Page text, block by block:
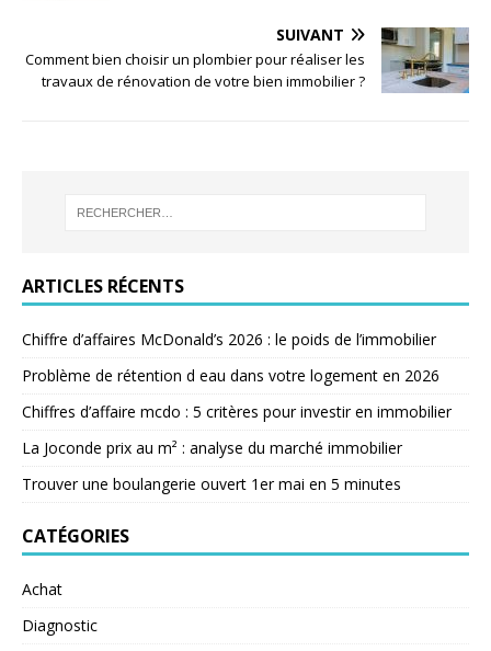
SUIVANT
Comment bien choisir un plombier pour réaliser les
travaux de rénovation de votre bien immobilier ?
ARTICLES RÉCENTS
Chiffre d’affaires McDonald’s 2026 : le poids de l’immobilier
Problème de rétention d eau dans votre logement en 2026
Chiffres d’affaire mcdo : 5 critères pour investir en immobilier
La Joconde prix au m² : analyse du marché immobilier
Trouver une boulangerie ouvert 1er mai en 5 minutes
CATÉGORIES
Achat
Diagnostic